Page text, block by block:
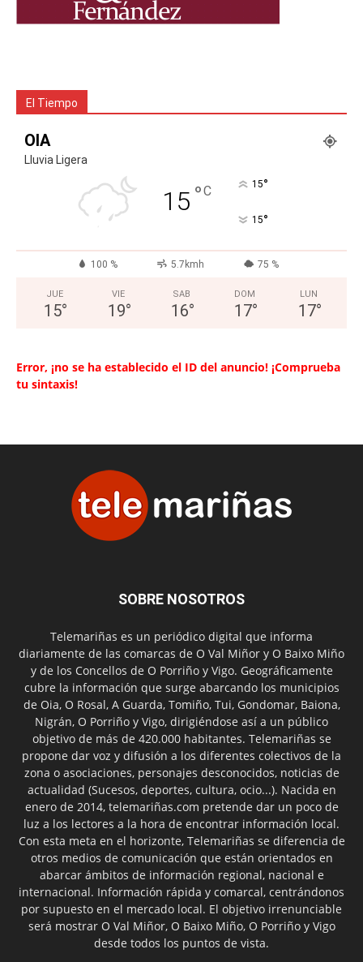
El Tiempo
OIA
Lluvia Ligera
15 °C 15°
15°
100 % 5.7kmh 75 %
JUE
15°
VIE
19°
SAB
16°
DOM
17°
LUN
17°
Error, ¡no se ha establecido el ID del anuncio! ¡Comprueba
tu sintaxis!
SOBRE NOSOTROS
Telemariñas es un periódico digital que informa
diariamente de las comarcas de O Val Miñor y O Baixo Miño
y de los Concellos de O Porriño y Vigo. Geográficamente
cubre la información que surge abarcando los municipios
de Oia, O Rosal, A Guarda, Tomiño, Tui, Gondomar, Baiona,
Nigrán, O Porriño y Vigo, dirigiéndose así a un público
objetivo de más de 420.000 habitantes. Telemariñas se
propone dar voz y difusión a los diferentes colectivos de la
zona o asociaciones, personajes desconocidos, noticias de
actualidad (Sucesos, deportes, cultura, ocio...). Nacida en
enero de 2014, telemariñas.com pretende dar un poco de
luz a los lectores a la hora de encontrar información local.
Con esta meta en el horizonte, Telemariñas se diferencia de
otros medios de comunicación que están orientados en
abarcar ámbitos de información regional, nacional e
internacional. Información rápida y comarcal, centrándonos
por supuesto en el mercado local. El objetivo irrenunciable
será mostrar O Val Miñor, O Baixo Miño, O Porriño y Vigo
desde todos los puntos de vista.